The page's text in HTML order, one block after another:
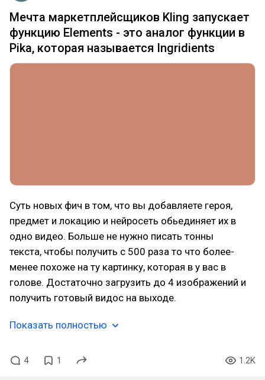
Мечта маркетплейсщиков Kling запускает
функцию Elements - это аналог функции в
Pika, которая называется Ingridients
Суть новых фич в том, что вы добавляете героя,
предмет и локацию и нейросеть обьединяет их в
одно видео. Больше не нужно писать тонны
текста, чтобы получить с 500 раза то что более-
менее похоже на ту картинку, которая в у вас в
голове. Достаточно загрузить до 4 изображений и
получить готовый видос на выходе.
Показать полностью
4 1 1.2K